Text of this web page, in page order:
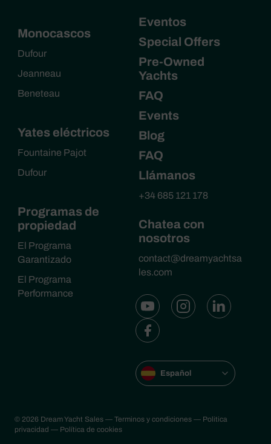
Monocascos
Dufour
Jeanneau
Beneteau
Yates eléctricos
Fountaine Pajot
Dufour
Programas de
propiedad
El Programa
Garantizado
El Programa
Performance
Eventos
Special Offers
Pre-Owned
Yachts
FAQ
Events
Blog
FAQ
Llámanos
+34 685 121 178
Chatea con
nosotros
contact@dreamyachtsa
les.com
Español
© 2026 Dream Yacht Sales — Terminos y condiciones — Politica
privacidad — Política de cookies